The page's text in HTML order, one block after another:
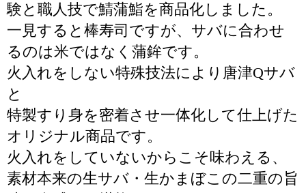
験と職人技で鯖蒲鮨を商品化しました。
一見すると棒寿司ですが、サバに合わせ
るのは米ではなく蒲鉾です。
火入れをしない特殊技法により唐津Qサバ
と
特製すり身を密着させ一体化して仕上げた
オリジナル商品です。
火入れをしていないからこそ味わえる、
素材本来の生サバ・生かまぼこの二重の旨